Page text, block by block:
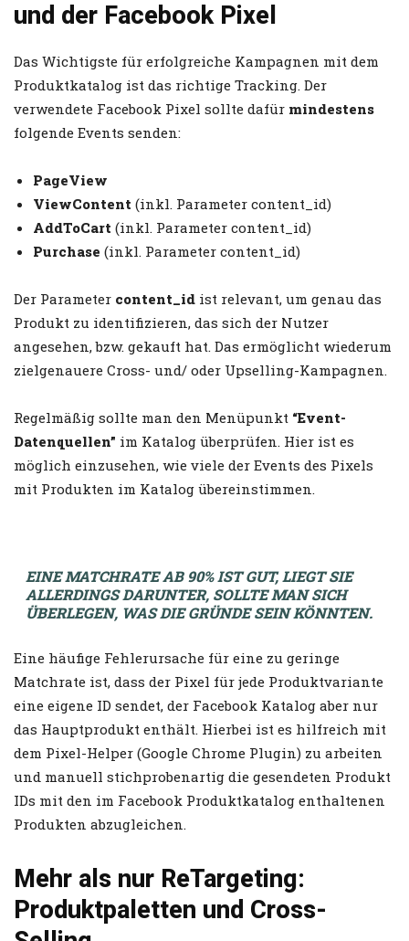
und der Facebook Pixel
Das Wichtigste für erfolgreiche Kampagnen mit dem
Produktkatalog ist das richtige Tracking. Der
verwendete Facebook Pixel sollte dafür mindestens
folgende Events senden:
PageView
ViewContent (inkl. Parameter content_id)
AddToCart (inkl. Parameter content_id)
Purchase (inkl. Parameter content_id)
Der Parameter content_id ist relevant, um genau das
Produkt zu identifizieren, das sich der Nutzer
angesehen, bzw. gekauft hat. Das ermöglicht wiederum
zielgenauere Cross- und/ oder Upselling-Kampagnen.
Regelmäßig sollte man den Menüpunkt “Event-
Datenquellen” im Katalog überprüfen. Hier ist es
möglich einzusehen, wie viele der Events des Pixels
mit Produkten im Katalog übereinstimmen.
EINE MATCHRATE AB 90% IST GUT, LIEGT SIE
ALLERDINGS DARUNTER, SOLLTE MAN SICH
ÜBERLEGEN, WAS DIE GRÜNDE SEIN KÖNNTEN.
Eine häufige Fehlerursache für eine zu geringe
Matchrate ist, dass der Pixel für jede Produktvariante
eine eigene ID sendet, der Facebook Katalog aber nur
das Hauptprodukt enthält. Hierbei ist es hilfreich mit
dem Pixel-Helper (Google Chrome Plugin) zu arbeiten
und manuell stichprobenartig die gesendeten Produkt
IDs mit den im Facebook Produktkatalog enthaltenen
Produkten abzugleichen.
Mehr als nur ReTargeting:
Produktpaletten und Cross-